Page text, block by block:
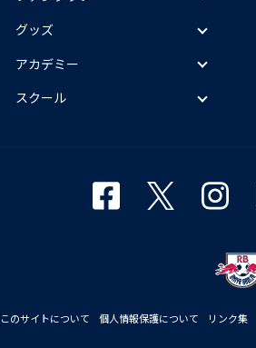
グッズ
アカデミー
スクール
このサイトについて 個人情報保護について リンク集